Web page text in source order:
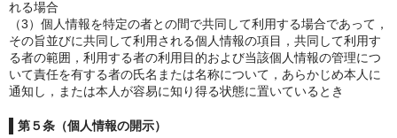
れる場合
（3）個人情報を特定の者との間で共同して利用する場合であって，
その旨並びに共同して利用される個人情報の項目，共同して利用す
る者の範囲，利用する者の利用目的および当該個人情報の管理につ
いて責任を有する者の氏名または名称について，あらかじめ本人に
通知し，または本人が容易に知り得る状態に置いているとき
第５条（個人情報の開示）